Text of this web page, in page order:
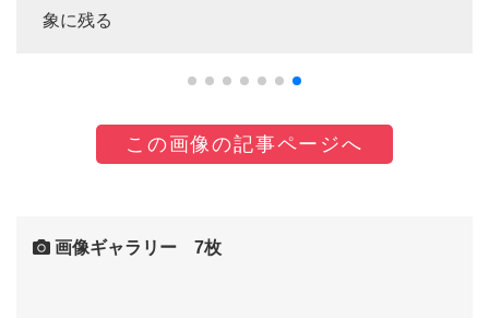
象に残る
この画像の記事ページへ
画像ギャラリー 7枚